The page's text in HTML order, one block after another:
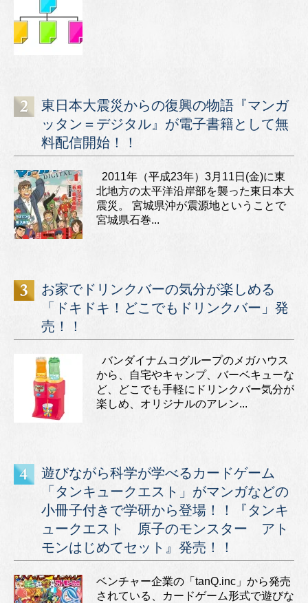
東日本大震災からの復興の物語『マンガ
ッタン＝デジタル』が電子書籍として無
料配信開始！！
2011年（平成23年）3月11日(金)に東
北地方の太平洋沿岸部を襲った東日本大
震災。 宮城県沖が震源地ということで
宮城県石巻...
お家でドリンクバーの気分が楽しめる
「ドキドキ！どこでもドリンクバー」発
売！！
バンダイナムコグループのメガハウス
から、自宅やキャンプ、バーベキューな
ど、どこでも手軽にドリンクバー気分が
楽しめ、オリジナルのアレン...
遊びながら科学が学べるカードゲーム
「タンキュークエスト」がマンガなどの
小冊子付きで学研から登場！！『タンキ
ュークエスト 原子のモンスター アト
モンはじめてセット』発売！！
ベンチャー企業の「tanQ.inc」から発売
されている、カードゲーム形式で遊びな